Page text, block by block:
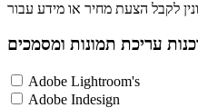
עריכת תמונות ומסמכים
Adobe Lightroom's
Adobe Indesign